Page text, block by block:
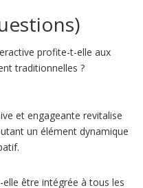
profite-t-elle aux
traditionnelles ?
et engageante revitalise
un élément dynamique
être intégrée à tous les